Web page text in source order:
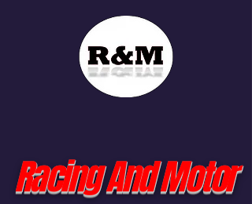
Racing And Motor